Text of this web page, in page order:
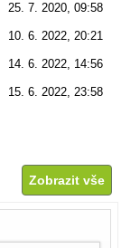
25. 7. 2020, 09:58
10. 6. 2022, 20:21
14. 6. 2022, 14:56
15. 6. 2022, 23:58
Zobrazit vše